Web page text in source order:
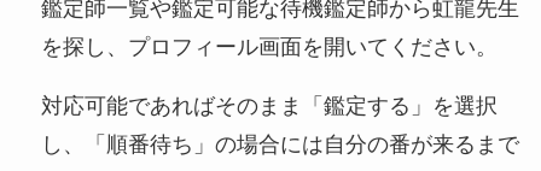
鑑定師一覧や鑑定可能な待機鑑定師から虹龍先生
を探し、プロフィール画面を開いてください。
対応可能であればそのまま「鑑定する」を選択
し、「順番待ち」の場合には自分の番が来るまで